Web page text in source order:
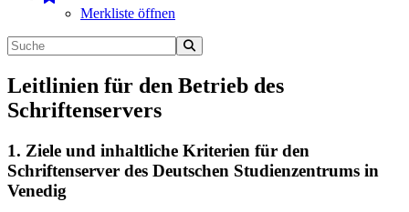
Merkliste öffnen
Leitlinien für den Betrieb des
Schriftenservers
1. Ziele und inhaltliche Kriterien für den
Schriftenserver des Deutschen Studienzentrums in
Venedig